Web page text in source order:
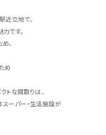
近立地で、
です。
、
め
トな間取りは、
スーパー・生活施設が